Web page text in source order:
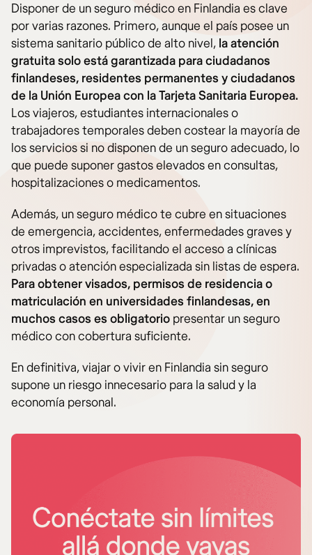
Disponer de un seguro médico en Finlandia es clave
por varias razones. Primero, aunque el país posee un
sistema sanitario público de alto nivel, la atención
gratuita solo está garantizada para ciudadanos
finlandeses, residentes permanentes y ciudadanos
de la Unión Europea con la Tarjeta Sanitaria Europea.
Los viajeros, estudiantes internacionales o
trabajadores temporales deben costear la mayoría de
los servicios si no disponen de un seguro adecuado, lo
que puede suponer gastos elevados en consultas,
hospitalizaciones o medicamentos.
Además, un seguro médico te cubre en situaciones
de emergencia, accidentes, enfermedades graves y
otros imprevistos, facilitando el acceso a clínicas
privadas o atención especializada sin listas de espera.
Para obtener visados, permisos de residencia o
matriculación en universidades finlandesas, en
muchos casos es obligatorio presentar un seguro
médico con cobertura suficiente.
En definitiva, viajar o vivir en Finlandia sin seguro
supone un riesgo innecesario para la salud y la
economía personal.